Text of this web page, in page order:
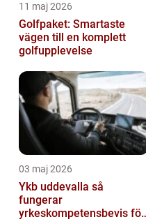
11 maj 2026
Golfpaket: Smartaste
vägen till en komplett
golfupplevelse
03 maj 2026
Ykb uddevalla så
fungerar
yrkeskompetensbevis för